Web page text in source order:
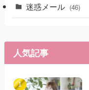
迷惑メール (46)
人気記事